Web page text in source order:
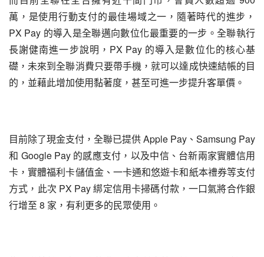
萬，是使用行動支付的最佳場域之一，隨著時代的進步，
PX Pay 的導入是全聯邁向數位化最重要的一步。全聯執行
長謝健南進一步說明，PX Pay 的導入是數位化的核心基
礎，未來到全聯消費只要帶手機，就可以達成快速結帳的目
的，並藉此增加使用黏著度，甚至可進一步提升客單價。
目前除了現金支付，全聯已提供 Apple Pay、Samsung Pay
和 Google Pay 的感應支付，以及中信、台新兩家實體信用
卡，實體福利卡儲值金、一卡通和悠遊卡和紙本禮券等支付
方式，此次 PX Pay 綁定信用卡掃碼付款，一口氣將合作銀
行增至 8 家，有利更多的民眾使用。